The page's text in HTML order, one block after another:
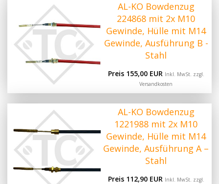
AL-KO Bowdenzug
224868 mit 2x M10
Gewinde, Hülle mit M14
Gewinde, Ausführung B -
Stahl
Preis 155,00 EUR Inkl. MwSt. zzgl.
Versandkosten
AL-KO Bowdenzug
1221988 mit 2x M10
Gewinde, Hülle mit M14
Gewinde, Ausführung A –
Stahl
Preis 112,90 EUR Inkl. MwSt. zzgl.